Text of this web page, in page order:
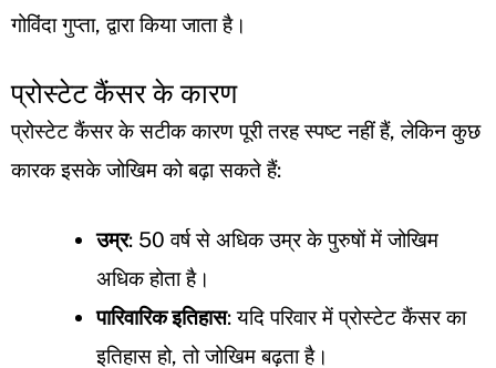
गोविंदा गुप्ता, द्वारा किया जाता है।
प्रोस्टेट कैंसर के कारण
प्रोस्टेट कैंसर के सटीक कारण पूरी तरह स्पष्ट नहीं हैं, लेकिन कुछ
कारक इसके जोखिम को बढ़ा सकते हैं:
उम्र: 50 वर्ष से अधिक उम्र के पुरुषों में जोखिम
अधिक होता है।
पारिवारिक इतिहास: यदि परिवार में प्रोस्टेट कैंसर का
इतिहास हो, तो जोखिम बढ़ता है।